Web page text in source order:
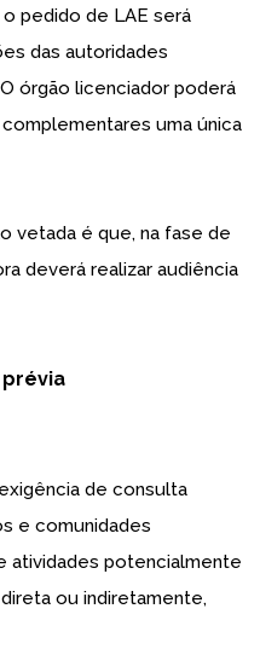
pedido de LAE será
das autoridades
órgão licenciador poderá
uma única
vetada é que, na fase de
deverá realizar audiência
de consulta
e comunidades
atividades potencialmente
ou indiretamente,